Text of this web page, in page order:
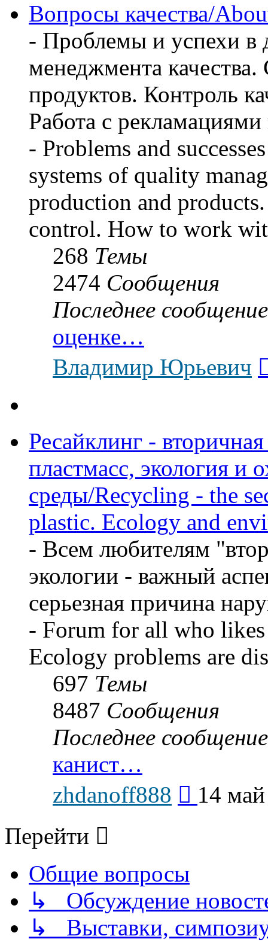
Вопросы качества/
- Проблемы и успехи в
менеджмента
продуктов. Контроль
Работа с рекламациями
- Problems and
systems of quality
production and
control. How to work
268 Темы
2474 Сообщения
Последнее сообщение
оценке…
Владимир Юрьевич
Ресайклинг -
пластмасс, экология и
среды/Recycling - the
plastic. Ecology and
- Всем любителям
экологии - важный
серьезная причина
- Forum for all who
Ecology problems are
697 Темы
8487 Сообщения
Последнее сообщение
канист…
zhdanoff888
последнему
14
Перейти
Общие вопросы
↳ Обсуждение
↳ Выставки,